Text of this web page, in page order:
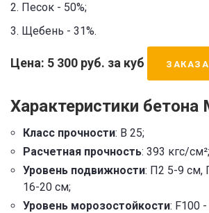
Песок - 50%;
Щебень - 31%.
Цена: 5 300 руб. за куб
Характеристики
Класс прочности: В 25;
Расчетная прочность: 393 кгс/см²;
Уровень подвижности: П2 5-9 см,
16-20 см;
Уровень морозостойкости: F100